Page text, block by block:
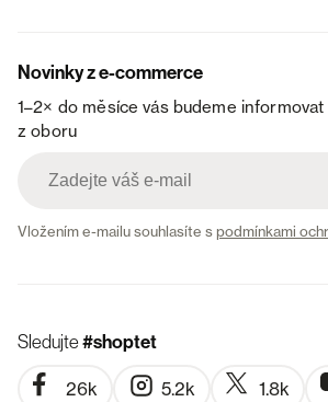
Novinky z e-commerce
1–2× do měsíce vás budeme
z oboru
Vložením e-mailu souhlasíte spodmínkami
Sledujte#shoptet
26k 5.2k 1.8k